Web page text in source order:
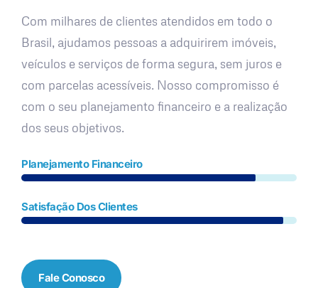
Com milhares de clientes atendidos em todo o
Brasil, ajudamos pessoas a adquirirem imóveis,
veículos e serviços de forma segura, sem juros e
com parcelas acessíveis. Nosso compromisso é
com o seu planejamento financeiro e a realização
dos seus objetivos.
Planejamento Financeiro
Satisfação Dos Clientes
Fale Conosco